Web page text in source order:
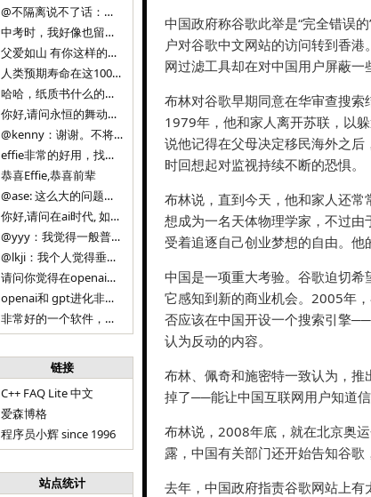
@不隔离说不了话：确实，一晃三年。
中考时，我好像也留言过的，可乐好像和我们考得差不多。 一晃三年，我们江苏24年，物化生612分，女孩。 其实高考只是长跑的
父爱如山 有你这样的父亲做后盾，可乐未来的路一定会走得踏实又精彩
人类预期寿命在这100年，每2-3年增长一岁，到你们这一代大概率能到100岁，46岁还是正当年,可能不是八九点中的太阳了，但还是1
哈哈，纸质书什么的目前没有打算和计划，微信读书我不太熟悉，研究看看。目前，我只发在自己博客和起点上。关于小说内容方面，谢谢你的建议
你好,请问永恒的舞动什么时候可以出版纸质书,或者登陆微信读书.另外小说内容能不能更大气一些,不要只是局限于与一对男女的爱情和ai安
@kenny：谢谢。不将GIF显示为动图，主要是考虑到Effie本身的“极简、无干扰”的设计哲学，动图无疑是“干扰”之一。
effie非常的好用，找了很多年，终于找到这款，已经推荐给身边不少朋友使用和付费。有个小建议，文档里面是否可以增加gif的动图显示
恭喜Effie,恭喜前辈
@ase: 这么大的问题，我觉得我并没有答案。又或者说，每个人（公司）有自己的答案。
你好,请问在ai时代, 如何做软件. 是像以前那样,先构建软件的功能界面和服务,比如Office,嘀嘀打车,airbnb那样的界面
@yyy：我觉得一般普通人（非技术类以及非AI专业领域的人）会接触到的大语言模型肯定是大厂的超级模型。开源模型以后会更多被用在垂直
@lkji：我个人觉得垂直模型会自成一条发展线路的。AI 落地实际应用，一定还是垂直领域会更多。只是，垂直领域每个领域都不大，所以
请问你觉得在openai大语言模型一日千里的情况下，人们还需要去了解学习理解使用开源模型吗，还是说只需要使用openai的大语言模
openai和 gpt进化非常快， 还有垂直模型的机会吗
非常好的一个软件，恭喜。
链接
C++ FAQ Lite 中文
爱森博格
程序员小辉 since 1996
站点统计
中国政府称谷歌此举是“完全错误
户对谷歌中文网站的访问转到香
网过滤工具却在对中国用户屏蔽一
布林对谷歌早期同意在华审查搜索
1979年，他和家人离开苏联，以
说他记得在父母决定移民海外之
时回想起对监视持续不断的恐惧。
布林说，直到今天，他和家人还
想成为一名天体物理学家，不过
受着追逐自己创业梦想的自由。他
中国是一项重大考验。谷歌迫切希
它感知到新的商业机会。2005年
否应该在中国开设一个搜索引擎
认为反动的内容。
布林、佩奇和施密特一致认为，
掉了──能让中国互联网用户知道信
布林说，2008年底，就在北京奥
露，中国有关部门还开始告知谷歌
去年，中国政府指责谷歌网站上